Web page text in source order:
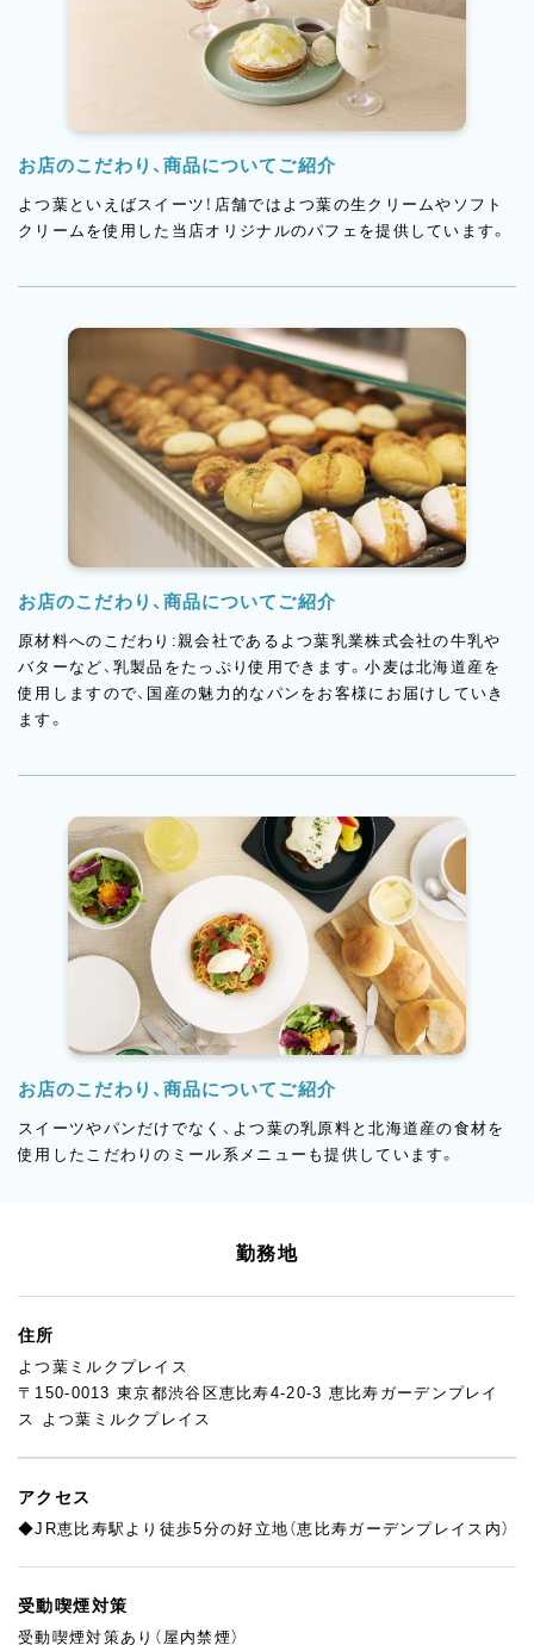
お店のこだわり、商品についてご紹介
よつ葉といえばスイーツ！店舗ではよつ葉の生クリームやソフト
クリームを使用した当店オリジナルのパフェを提供しています。
お店のこだわり、商品についてご紹介
原材料へのこだわり:親会社であるよつ葉乳業株式会社の牛乳や
バターなど、乳製品をたっぷり使用できます。小麦は北海道産を
使用しますので、国産の魅力的なパンをお客様にお届けしていき
ます。
お店のこだわり、商品についてご紹介
スイーツやパンだけでなく、よつ葉の乳原料と北海道産の食材を
使用したこだわりのミール系メニューも提供しています。
勤務地
住所
よつ葉ミルクプレイス
〒150-0013 東京都渋谷区恵比寿4-20-3 恵比寿ガーデンプレイ
ス よつ葉ミルクプレイス
アクセス
◆JR恵比寿駅より徒歩5分の好立地（恵比寿ガーデンプレイス内）
受動喫煙対策
受動喫煙対策あり（屋内禁煙）